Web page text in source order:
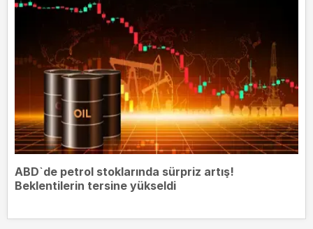
ABD`de petrol stoklarında sürpriz artış!
Beklentilerin tersine yükseldi